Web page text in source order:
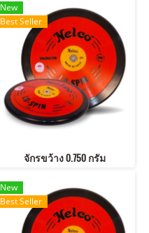
New
Best Seller
จักรขว้าง 0.750 กรัม
New
Best Seller